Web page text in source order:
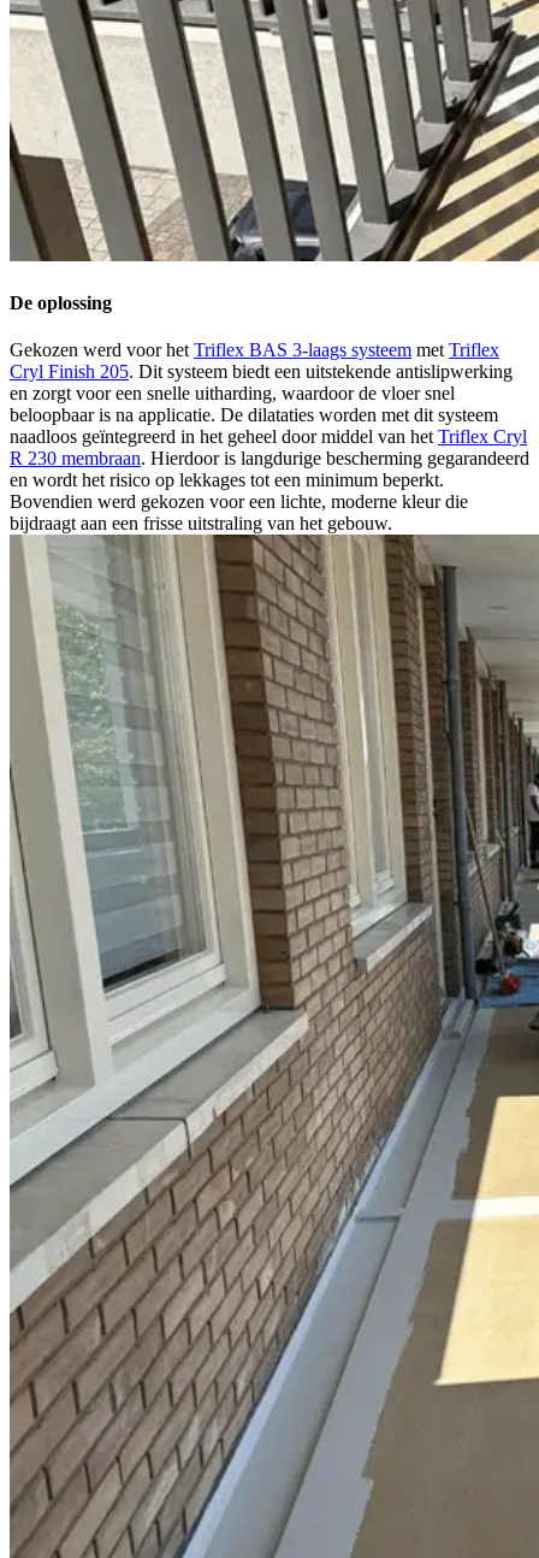
De oplossing
Gekozen werd voor het Triflex BAS 3-laags systeem met Triflex
Cryl Finish 205. Dit systeem biedt een uitstekende antislipwerking
en zorgt voor een snelle uitharding, waardoor de vloer snel
beloopbaar is na applicatie. De dilataties worden met dit systeem
naadloos geïntegreerd in het geheel door middel van het Triflex Cryl
R 230 membraan. Hierdoor is langdurige bescherming gegarandeerd
en wordt het risico op lekkages tot een minimum beperkt.
Bovendien werd gekozen voor een lichte, moderne kleur die
bijdraagt aan een frisse uitstraling van het gebouw.